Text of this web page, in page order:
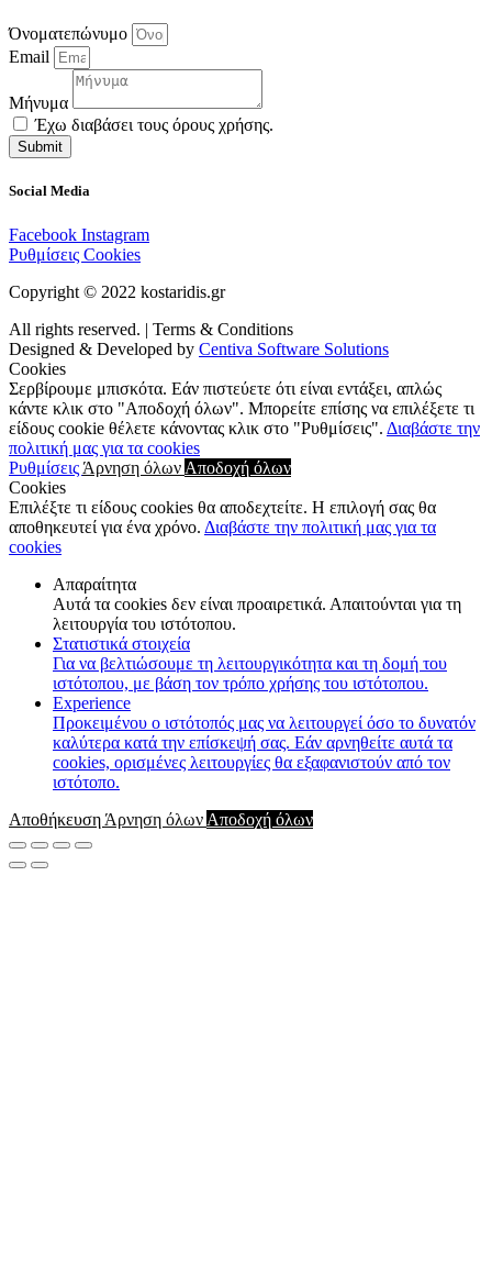
Όνοματεπώνυμο
Email
Μήνυμα
Έχω διαβάσει τους όρους χρήσης.
Submit
Social Media
Facebook Instagram
Ρυθμίσεις Cookies
Copyright © 2022 kostaridis.gr
All rights reserved. | Terms & Conditions
Designed & Developed by Centiva Software Solutions
Cookies
Σερβίρουμε μπισκότα. Εάν πιστεύετε ότι είναι εντάξει, απλώς
κάντε κλικ στο "Αποδοχή όλων". Μπορείτε επίσης να επιλέξετε τι
είδους cookie θέλετε κάνοντας κλικ στο "Ρυθμίσεις". Διαβάστε την
πολιτική μας για τα cookies
Ρυθμίσεις Άρνηση όλων Αποδοχή όλων
Cookies
Επιλέξτε τι είδους cookies θα αποδεχτείτε. Η επιλογή σας θα
αποθηκευτεί για ένα χρόνο. Διαβάστε την πολιτική μας για τα
cookies
Απαραίτητα
Αυτά τα cookies δεν είναι προαιρετικά. Απαιτούνται για τη
λειτουργία του ιστότοπου.
Στατιστικά στοιχεία
Για να βελτιώσουμε τη λειτουργικότητα και τη δομή του
ιστότοπου, με βάση τον τρόπο χρήσης του ιστότοπου.
Experience
Προκειμένου ο ιστότοπός μας να λειτουργεί όσο το δυνατόν
καλύτερα κατά την επίσκεψή σας. Εάν αρνηθείτε αυτά τα
cookies, ορισμένες λειτουργίες θα εξαφανιστούν από τον
ιστότοπο.
Αποθήκευση Άρνηση όλων Αποδοχή όλων